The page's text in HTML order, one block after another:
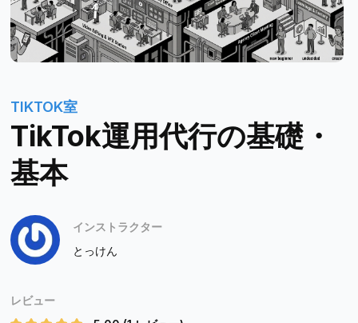
TIKTOK室
TikTok運用代行の基礎・
基本
インストラクター
とっけん
レビュー